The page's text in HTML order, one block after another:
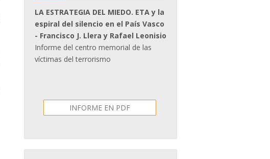
LA ESTRATEGIA DEL MIEDO. ETA y la
espiral del silencio en el País Vasco
- Francisco J. Llera y Rafael Leonisio
Informe del centro memorial de las
víctimas del terrorismo
INFORME EN PDF